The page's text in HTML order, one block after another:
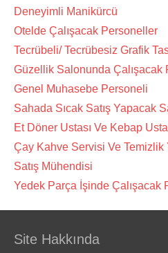
Deneyimli Manikürcü
Otelde Çalışacak Personeller
Tecrübeli/ Tecrübesiz Grafik
Güzellik Salonunda Çalışacak
Genel Muhasebe Personeli
Sahada Sıcak Satış Yapacak
Et Döner Ustası Ve Kebap
Çay Kahve Servisi Ve Temizlik
Satış Mühendisi
Yedek Parça İşinde Çalışacak
Site Hakkında